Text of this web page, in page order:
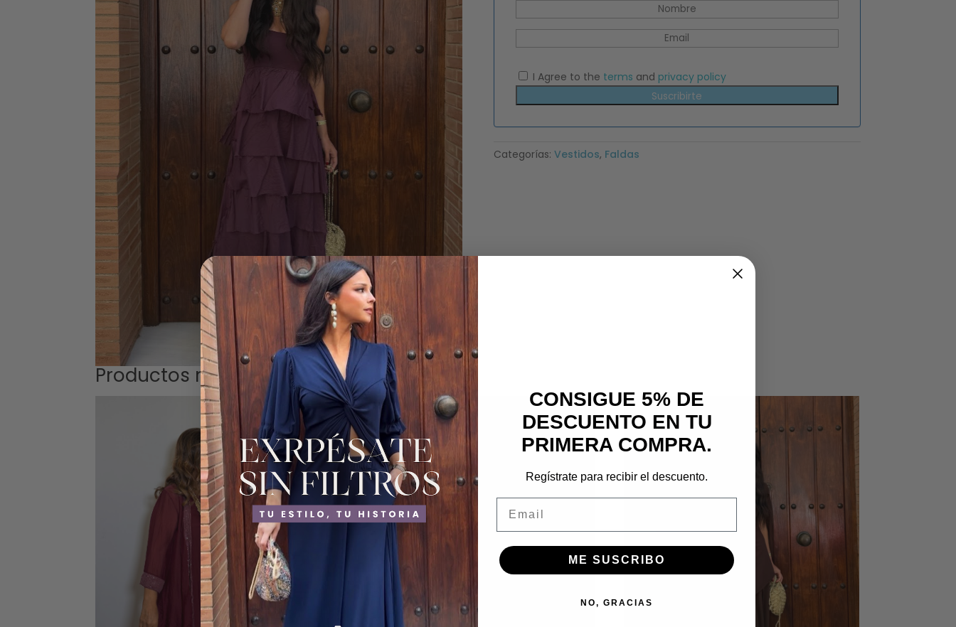
I Agree to the terms and privacy policy
Suscribirte
Categorías: Vestidos, Faldas
Productos relacionados
¡Oferta!
CONSIGUE 5% DE
DESCUENTO EN TU
PRIMERA COMPRA.
Regístrate para recibir el descuento.
ME SUSCRIBO
NO, GRACIAS